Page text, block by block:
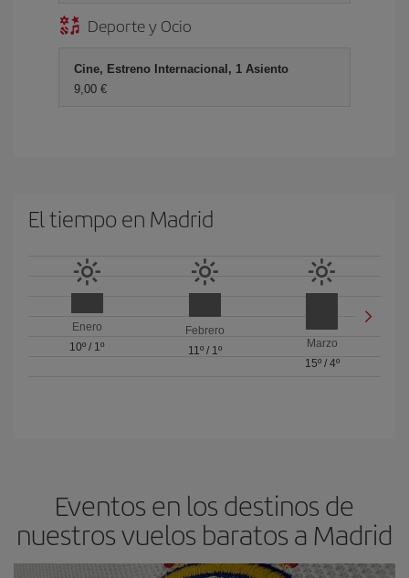
Deporte y Ocio
Cine, Estreno Internacional, 1 Asiento
9,00 €
El tiempo en Madrid
Enero
10º / 1º
Febrero
11º/ 1º
Marzo
15º/ 4º
Eventos en los destinos de
nuestros vuelos baratos a Madrid